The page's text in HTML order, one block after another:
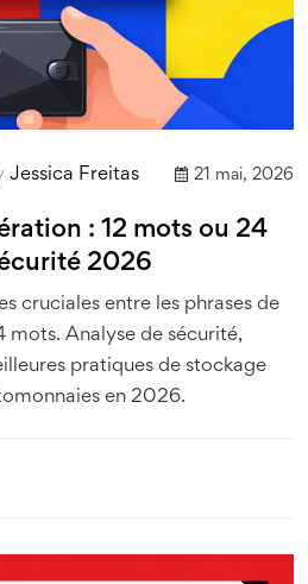
Jessica Freitas 21 mai, 2026
: 12 mots ou 24
2026
cruciales entre les phrases de
mots. Analyse de sécurité,
pratiques de stockage
en 2026.